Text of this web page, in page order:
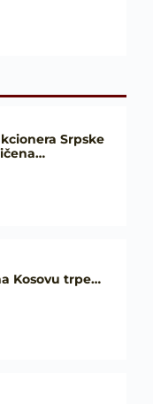
Srpske
Kosovu trpe…